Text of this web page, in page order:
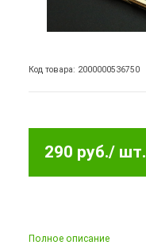
Код товара: 2000000536750
290 руб./ шт.
Полное описание